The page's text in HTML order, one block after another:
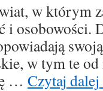
w którym
i osobowości.
w tym te
… Czytaj dalej